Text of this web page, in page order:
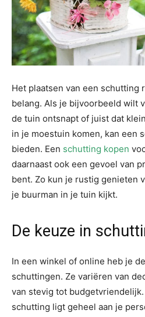
Het plaatsen van een schutting
belang. Als je bijvoorbeeld wilt
de tuin ontsnapt of juist dat
in je moestuin komen, kan een
bieden. Een schutting kopen
daarnaast ook een gevoel van
bent. Zo kun je rustig genieten
je buurman in je tuin kijkt.
De keuze in
In een winkel of online heb je
schuttingen. Ze variëren van
van stevig tot
schutting ligt geheel aan je